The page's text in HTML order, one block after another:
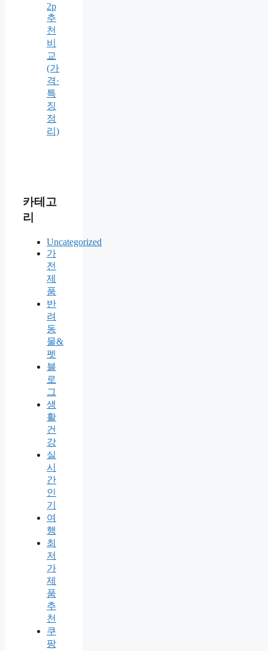
2p
추
천
비
교
(가
격·
특
징
정
리)
카테고
리
Uncategorized
가
전
제
품
반
려
동
물&
펫
블
로
그
생
활
건
강
실
시
간
인
기
여
행
최
저
가
제
품
추
천
쿠
팡